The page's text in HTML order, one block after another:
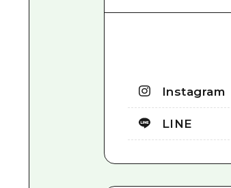
Instagram
LINE